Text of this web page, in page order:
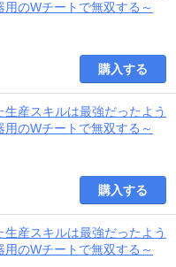
のWチートで無双する～
購入する
産スキルは最強だったよう
のWチートで無双する～
購入する
産スキルは最強だったよう
のWチートで無双する～